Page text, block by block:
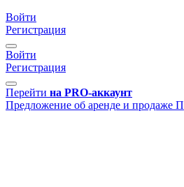
Войти
Регистрация
Войти
Регистрация
Перейти на PRO-аккаунт
Предложение об аренде и продаже